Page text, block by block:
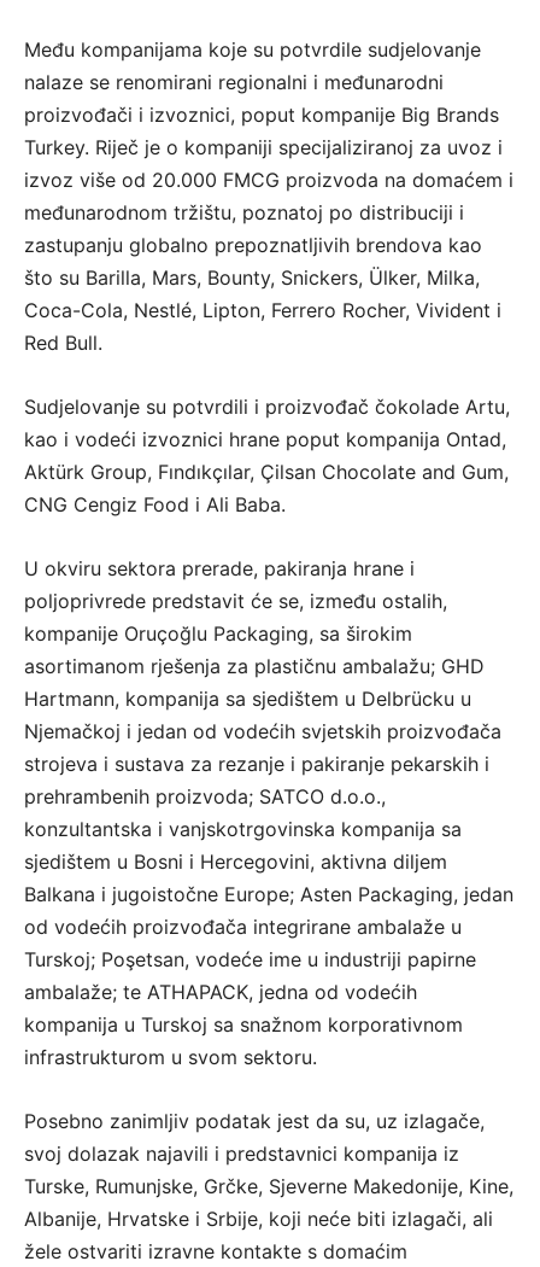
Među kompanijama koje su potvrdile sudjelovanje
nalaze se renomirani regionalni i međunarodni
proizvođači i izvoznici, poput kompanije Big Brands
Turkey. Riječ je o kompaniji specijaliziranoj za uvoz i
izvoz više od 20.000 FMCG proizvoda na domaćem i
međunarodnom tržištu, poznatoj po distribuciji i
zastupanju globalno prepoznatljivih brendova kao
što su Barilla, Mars, Bounty, Snickers, Ülker, Milka,
Coca-Cola, Nestlé, Lipton, Ferrero Rocher, Vivident i
Red Bull.
Sudjelovanje su potvrdili i proizvođač čokolade Artu,
kao i vodeći izvoznici hrane poput kompanija Ontad,
Aktürk Group, Fındıkçılar, Çilsan Chocolate and Gum,
CNG Cengiz Food i Ali Baba.
U okviru sektora prerade, pakiranja hrane i
poljoprivrede predstavit će se, između ostalih,
kompanije Oruçoğlu Packaging, sa širokim
asortimanom rješenja za plastičnu ambalažu; GHD
Hartmann, kompanija sa sjedištem u Delbrücku u
Njemačkoj i jedan od vodećih svjetskih proizvođača
strojeva i sustava za rezanje i pakiranje pekarskih i
prehrambenih proizvoda; SATCO d.o.o.,
konzultantska i vanjskotrgovinska kompanija sa
sjedištem u Bosni i Hercegovini, aktivna diljem
Balkana i jugoistočne Europe; Asten Packaging, jedan
od vodećih proizvođača integrirane ambalaže u
Turskoj; Poşetsan, vodeće ime u industriji papirne
ambalaže; te ATHAPACK, jedna od vodećih
kompanija u Turskoj sa snažnom korporativnom
infrastrukturom u svom sektoru.
Posebno zanimljiv podatak jest da su, uz izlagače,
svoj dolazak najavili i predstavnici kompanija iz
Turske, Rumunjske, Grčke, Sjeverne Makedonije, Kine,
Albanije, Hrvatske i Srbije, koji neće biti izlagači, ali
žele ostvariti izravne kontakte s domaćim